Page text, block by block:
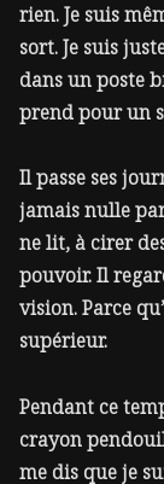
rien. Je suis
sort. Je suis
dans un poste
prend pour un
Il passe ses
jamais nulle
ne lit, à cirer
pouvoir. Il
vision. Parce
supérieur.
Pendant ce
crayon
me dis que je